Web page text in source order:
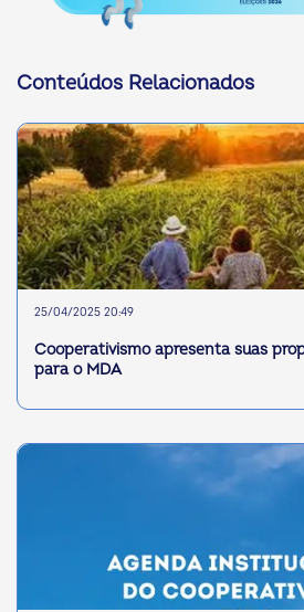
Conteúdos Relacionados
25/04/2025 20:49
Cooperativismo apresenta suas
para o MDA